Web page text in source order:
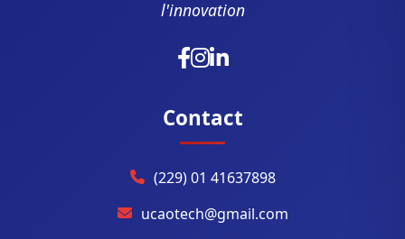
l'innovation
Contact
(229) 01 41637898
ucaotech@gmail.com